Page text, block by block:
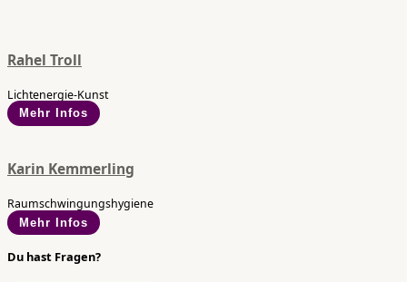
Rahel Troll
Lichtenergie-Kunst
Mehr Infos
Karin Kemmerling
Raumschwingungshygiene
Mehr Infos
Du hast Fragen?